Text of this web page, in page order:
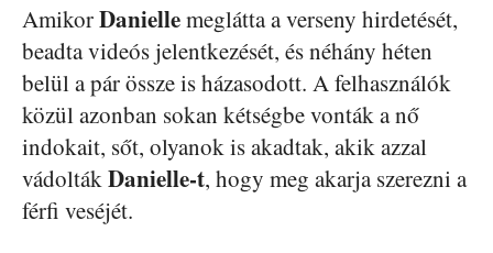
AmikorDaniellemeglátta a verseny hirdetését,
beadta videós jelentkezését, és néhány héten
belül a pár össze is házasodott. A felhasználók
közül azonban sokan kétségbe vonták a nő
indokait, sőt, olyanok is akadtak, akik azzal
vádoltákDanielle-t, hogy meg akarja szerezni a
férfi veséjét.